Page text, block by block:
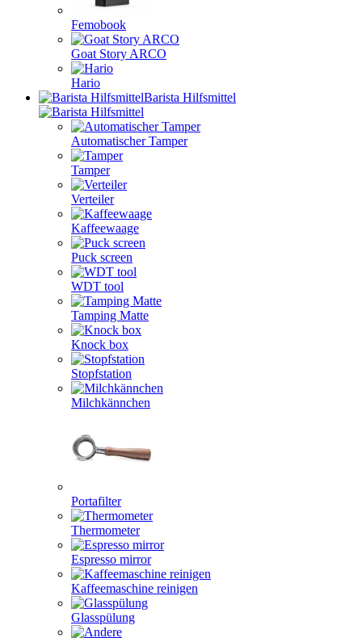
Femobook
Goat Story ARCO
Hario
Barista Hilfsmittel
Automatischer Tamper
Tamper
Verteiler
Kaffeewaage
Puck screen
WDT tool
Tamping Matte
Knock box
Stopfstation
Milchkännchen
Portafilter
Thermometer
Espresso mirror
Kaffeemaschine reinigen
Glasspülung